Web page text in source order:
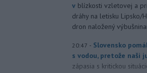
v blízkosti vzletovej a
dráhy na letisku Lipsko/
dron naložený
20:47 - Slovensko
s vodou, pretože naši
zápasia s kritickou